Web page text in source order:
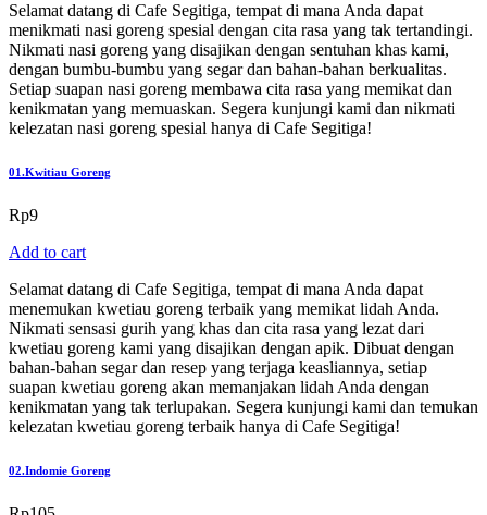
Selamat datang di Cafe Segitiga, tempat di mana Anda dapat
menikmati nasi goreng spesial dengan cita rasa yang tak tertandingi.
Nikmati nasi goreng yang disajikan dengan sentuhan khas kami,
dengan bumbu-bumbu yang segar dan bahan-bahan berkualitas.
Setiap suapan nasi goreng membawa cita rasa yang memikat dan
kenikmatan yang memuaskan. Segera kunjungi kami dan nikmati
kelezatan nasi goreng spesial hanya di Cafe Segitiga!
01.Kwitiau Goreng
Rp9
Add to cart
Selamat datang di Cafe Segitiga, tempat di mana Anda dapat
menemukan kwetiau goreng terbaik yang memikat lidah Anda.
Nikmati sensasi gurih yang khas dan cita rasa yang lezat dari
kwetiau goreng kami yang disajikan dengan apik. Dibuat dengan
bahan-bahan segar dan resep yang terjaga keasliannya, setiap
suapan kwetiau goreng akan memanjakan lidah Anda dengan
kenikmatan yang tak terlupakan. Segera kunjungi kami dan temukan
kelezatan kwetiau goreng terbaik hanya di Cafe Segitiga!
02.Indomie Goreng